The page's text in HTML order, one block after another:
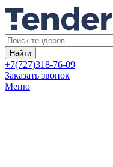
Найти
+7(727)318-76-09
Заказать звонок
Меню